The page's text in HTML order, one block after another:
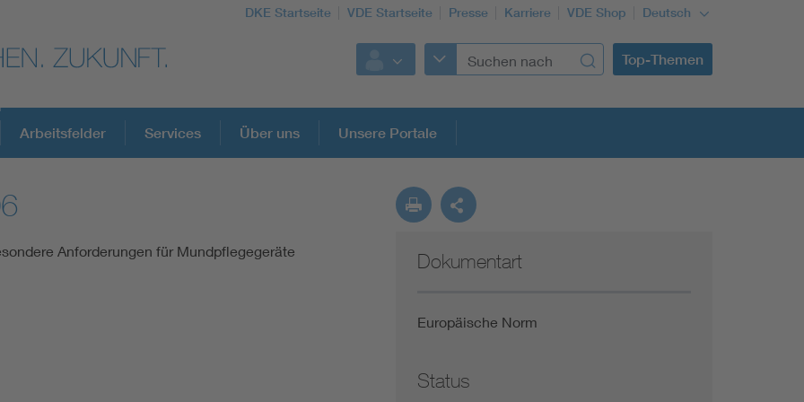
DKE Startseite VDE Startseite Presse Karriere VDE Shop Deutsch
Top-Themen
DKE Fachinformationen im Kontext der Normung
Blitzschutz: DIN EN 62305 in der Übersicht Funktionale Sicherheit schützt den Menschen
Gleichstromanwendungen im Wachstum
Arbeitsfelder Services Über uns Unsere Portale
Anforderungen für Mundpflegegeräte Dokumentart
Europäische Norm
Status